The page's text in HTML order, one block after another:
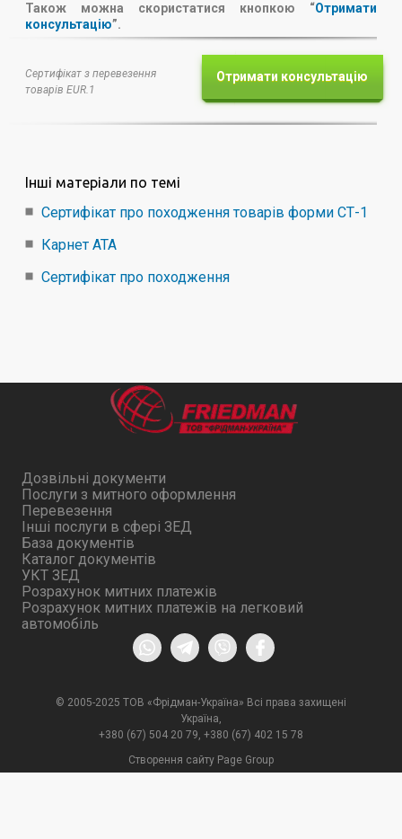
Також можна скористатися кнопкою “Отримати
консультацію”.
Сертифікат з перевезення
товарів EUR.1
Отримати консультацію
Інші матеріали по темі
Сертифікат про походження товарів форми СТ-1
Карнет АТА
Сертифікат про походження
Дозвільні документи
Послуги з митного оформлення
Перевезення
Інші послуги в сфері ЗЕД
База документів
Каталог документів
УКТ ЗЕД
Розрахунок митних платежів
Розрахунок митних платежів на легковий
автомобіль
© 2005-2025 ТОВ «Фрідман-Україна» Всі права захищені
Україна,
+380 (67) 504 20 79, +380 (67) 402 15 78
Створення сайту Page Group